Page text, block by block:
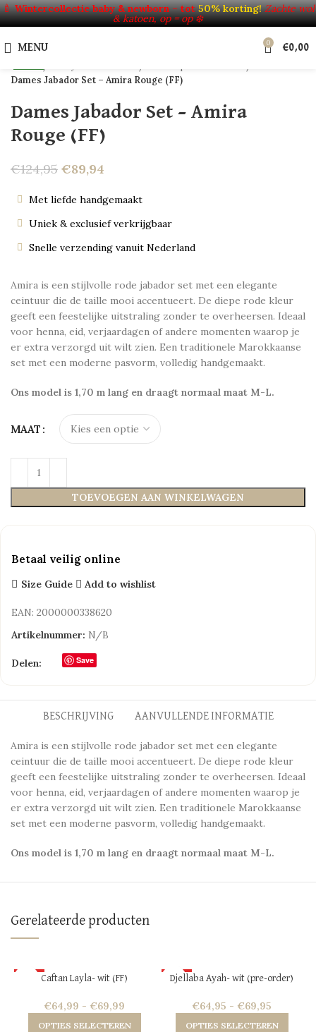
🍼Wintercollectie baby & newborn – tot50% korting! Zachte wol
& katoen, op = op ❄️
MENU 0 €0,00
HOT
Click to enlarge
Dames Jabador Set – Amira Rouge (FF)
Dames Jabador Set – Amira
Rouge (FF)
€124,95 €89,94
Met liefde handgemaakt
Uniek & exclusief verkrijgbaar
Snelle verzending vanuit Nederland
Amira is een stijlvolle rode jabador set met een elegante
ceintuur die de taille mooi accentueert. De diepe rode kleur
geeft een feestelijke uitstraling zonder te overheersen. Ideaal
voor henna, eid, verjaardagen of andere momenten waarop je
er extra verzorgd uit wilt zien. Een traditionele Marokkaanse
set met een moderne pasvorm, volledig handgemaakt.
Ons model is 1,70 m lang en draagt normaal maat M-L.
MAAT
TOEVOEGEN AAN WINKELWAGEN
Betaal veilig online
Size Guide Add to wishlist
EAN: 2000000338620
Artikelnummer: N/B
Delen: Save
BESCHRIJVING AANVULLENDE INFORMATIE
Amira is een stijlvolle rode jabador set met een elegante
ceintuur die de taille mooi accentueert. De diepe rode kleur
geeft een feestelijke uitstraling zonder te overheersen. Ideaal
voor henna, eid, verjaardagen of andere momenten waarop je
er extra verzorgd uit wilt zien. Een traditionele Marokkaanse
set met een moderne pasvorm, volledig handgemaakt.
Ons model is 1,70 m lang en draagt normaal maat M-L.
Gerelateerde producten
Caftan Layla- wit (FF)
€64,99 - €69,99
OPTIES SELECTEREN
HOT
Djellaba Ayah- wit (pre-order)
€64,95 - €69,95
OPTIES SELECTEREN